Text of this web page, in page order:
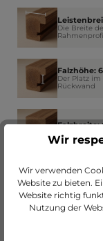
Die Breite
Falzhöhe:
Der Platz im
Rückwand
Falzbreite:
Wie weit
Wir
Wir verwenden
Website zu bieten.
Website richtig
Nutzung der